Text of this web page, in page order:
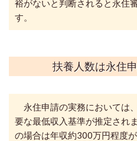
裕がないと判断されると永住
す。
扶養人数は永住
永住申請の実務においては
要な最低収入基準が推定されま
の場合は年収約300万円程度が